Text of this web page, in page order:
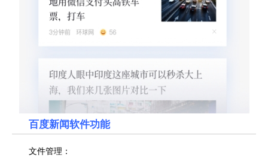
百度新闻软件功能
文件管理：